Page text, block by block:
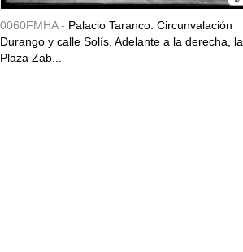
0060FMHA - Palacio Taranco. Circunvalación
Durango y calle Solís. Adelante a la derecha, la
Plaza Zab...